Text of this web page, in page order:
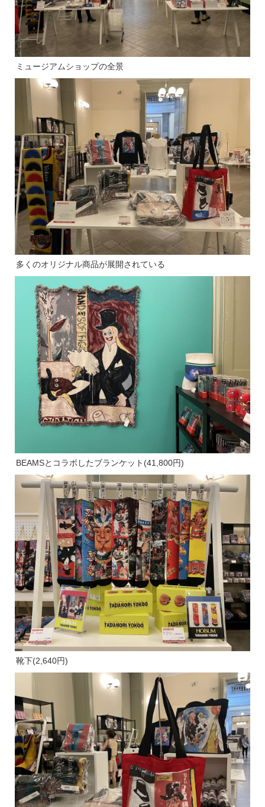
ミュージアムショップの全景
多くのオリジナル商品が展開されている
BEAMSとコラボしたブランケット(41,800円)
靴下(2,640円)